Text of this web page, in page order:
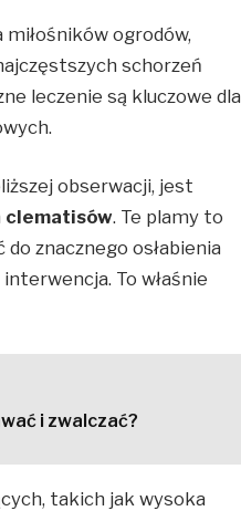
ogrodów,
schorzeń
leczenie są kluczowe dla
obserwacji, jest
clematisów. Te plamy to
znacznego osłabienia
To właśnie
i zwalczać?
takich jak wysoka